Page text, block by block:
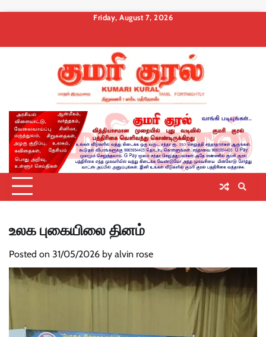
content
Friday, August 7, 2026
Policy
Conditions
CheckoutCancel
உலக புகையிலை தினம்
Posted on 31/05/2026 by alvin rose